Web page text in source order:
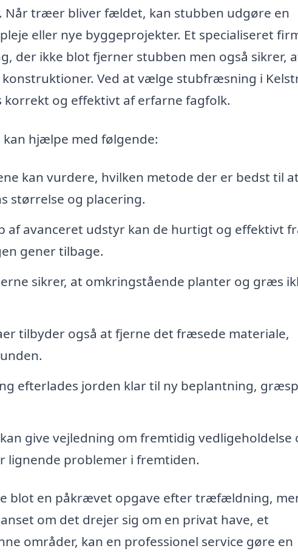
træer bliver fældet, kan stubben udgøre en
eller nye byggeprojekter. Et specialiseret
der ikke blot fjerner stubben men også sikrer,
Ved at vælge stubfræsning i
og effektivt af erfarne fagfolk.
hjælpe med følgende:
kan vurdere, hvilken metode der er bedst til at
størrelse og placering.
af avanceret udstyr kan de hurtigt og effektivt
gener tilbage.
sikrer, at omkringstående planter og græs
tilbyder også at fjerne det fræsede materiale,
efterlades jorden klar til ny beplantning,
give vejledning om fremtidig vedligeholdelse
lignende problemer i fremtiden.
blot en påkrævet opgave efter træfældning,
om det drejer sig om en privat have, et
områder, kan en professionel service gøre en